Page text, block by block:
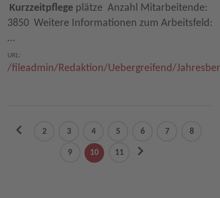
Kurzzeitpflege plätze  Anzahl Mitarbeitende:
3850  Weitere Informationen zum Arbeitsfeld:
…
URL:
/fileadmin/Redaktion/Uebergreifend/
previous
2 3 4 5 6 7 8
9 10 11